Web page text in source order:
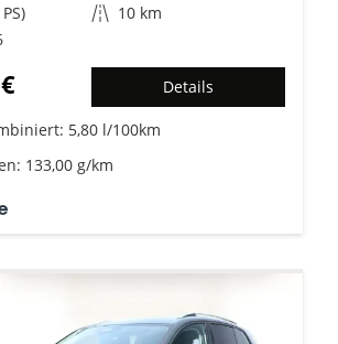
Kilometerstand 10 km
Details
5,80 l/100km
133,00 g/km